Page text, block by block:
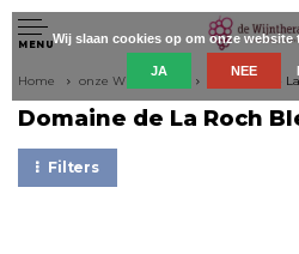
MENU
Home onze Wijnboeren Domaine de
Domaine de La Roch
Filters
Wij slaan cookies op om onze website
JA NEE